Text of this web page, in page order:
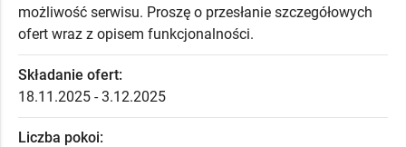
możliwość serwisu. Proszę o przesłanie szczegółowych
ofert wraz z opisem funkcjonalności.
Składanie ofert:
18.11.2025 - 3.12.2025
Liczba pokoi: